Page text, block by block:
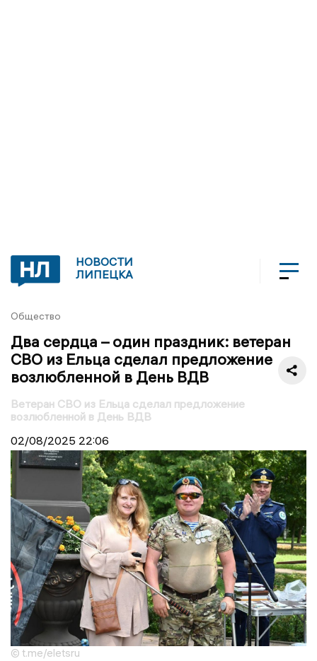
НОВОСТИ
ЛИПЕЦКА
Общество
Два сердца – один праздник: ветеран
СВО из Ельца сделал предложение
возлюбленной в День ВДВ
Ветеран СВО из Ельца сделал предложение
возлюбленной в День ВДВ
02/08/2025 22:06
© t.me/eletsru